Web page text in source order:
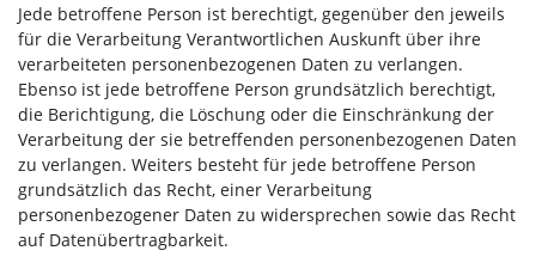
Jede betroffene Person ist berechtigt, gegenüber den jeweils
für die Verarbeitung Verantwortlichen Auskunft über ihre
verarbeiteten personenbezogenen Daten zu verlangen.
Ebenso ist jede betroffene Person grundsätzlich berechtigt,
die Berichtigung, die Löschung oder die Einschränkung der
Verarbeitung der sie betreffenden personenbezogenen Daten
zu verlangen. Weiters besteht für jede betroffene Person
grundsätzlich das Recht, einer Verarbeitung
personenbezogener Daten zu widersprechen sowie das Recht
auf Datenübertragbarkeit.